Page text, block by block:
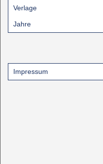
Verlage
Jahre
Impressum